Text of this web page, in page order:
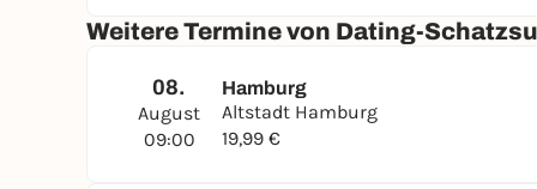
Weitere Termine von Dating-
08.
August
09:00
Hamburg
Altstadt Hamburg
19,99 €